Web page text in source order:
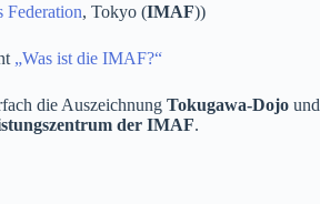
Federation, Tokyo (IMAF))
„Was ist die IMAF?“
die Auszeichnung Tokugawa-Dojo und
der IMAF.